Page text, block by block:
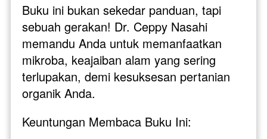
Buku ini bukan sekedar panduan, tapi
sebuah gerakan! Dr. Ceppy Nasahi
memandu Anda untuk memanfaatkan
mikroba, keajaiban alam yang sering
terlupakan, demi kesuksesan pertanian
organik Anda.
Keuntungan Membaca Buku Ini: